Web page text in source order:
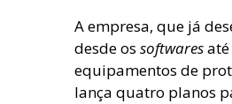
A empresa, que já
desde os softwaresaté
equipamentos de
lança quatro planos